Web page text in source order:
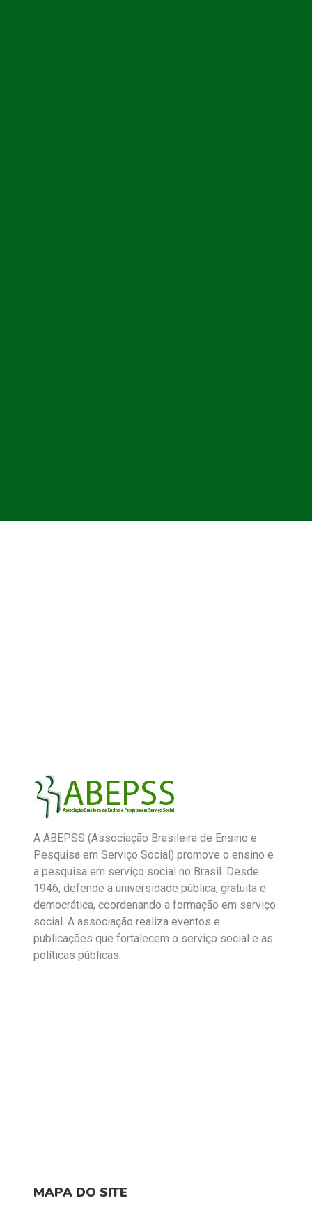
A ABEPSS (Associação Brasileira de Ensino e
Pesquisa em Serviço Social) promove o ensino e
a pesquisa em serviço social no Brasil. Desde
1946, defende a universidade pública, gratuita e
democrática, coordenando a formação em serviço
social. A associação realiza eventos e
publicações que fortalecem o serviço social e as
políticas públicas.
MAPA DO SITE